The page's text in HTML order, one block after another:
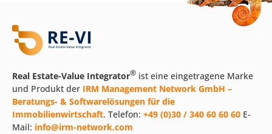
Real Estate-Value Integrator® ist eine eingetragene Marke
und Produkt der IRM Management Network GmbH –
Beratungs- & Softwarelösungen für die
Immobilienwirtschaft. Telefon: +49 (0)30 / 340 60 60 60 E-
Mail: info@irm-network.com